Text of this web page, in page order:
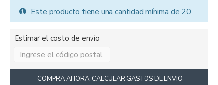
Este producto tiene una cantidad mínima de 20
Estimar el costo de envío
COMPRA AHORA, CALCULAR GASTOS DE ENVIO